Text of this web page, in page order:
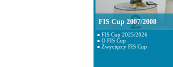
FIS Cup 2007/2008
FIS Cup 2025/2026
O FIS Cup
Zwycięzcy FIS Cup